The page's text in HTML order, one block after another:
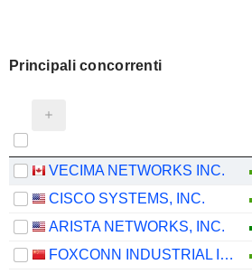
Principali concorrenti
VECIMA NETWORKS INC.
CISCO SYSTEMS, INC.
ARISTA NETWORKS, INC.
FOXCONN INDUSTRIAL INTERNET CO., LTD.